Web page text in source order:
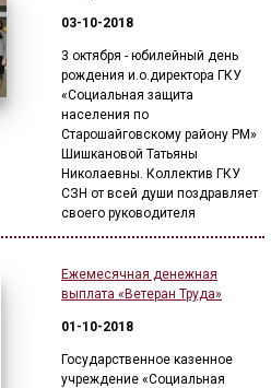
03-10-2018
3 октября - юбилейный день
рождения и.о.директора ГКУ
«Социальная защита
населения по
Старошайговскому району РМ»
Шишкановой Татьяны
Николаевны. Коллектив ГКУ
СЗН от всей души поздравляет
своего руководителя
Ежемесячная денежная
выплата «Ветеран Труда»
01-10-2018
Государственное казенное
учреждение «Социальная